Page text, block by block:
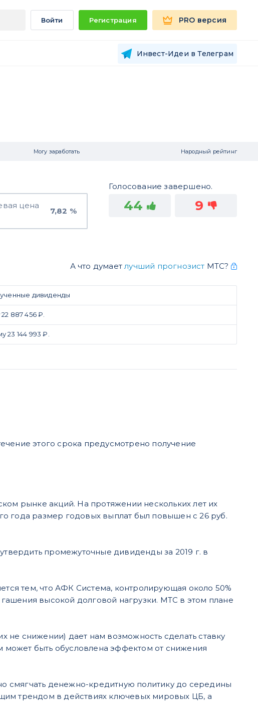
Войти Регистрация PRO версия
Инвест-Идеи в Телеграм
Могу заработать Народный рейтинг
цена
7,82 %
Голосование завершено.
44 9
А что думает лучший прогнозист МТС?
дивиденды
887 456 ₽.
144 993 ₽.
этого срока предусмотрено получение
рынке акций. На протяжении нескольких лет их
года размер годовых выплат был повышен с 26 руб.
промежуточные дивиденды за 2019 г. в
тем, что АФК Система, контролирующая около 50%
высокой долговой нагрузки. МТС в этом плане
не снижении) дает нам возможность сделать ставку
быть обусловлена эффектом от снижения
смягчать денежно-кредитную политику до середины
трендом в действиях ключевых мировых ЦБ, а